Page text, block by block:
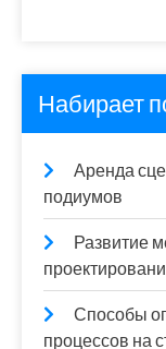
Набирает
Аренда
подиумов
Развитие
Способы
процессов на